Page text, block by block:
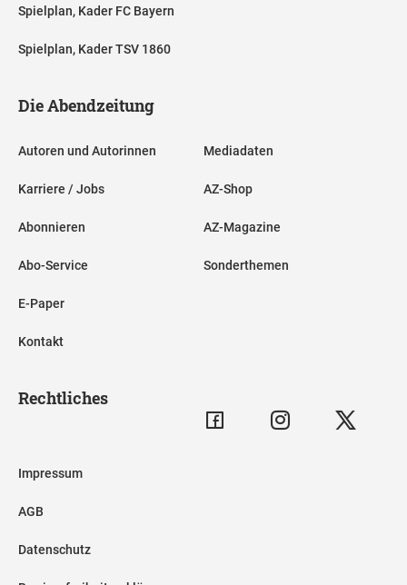
Spielplan, Kader FC Bayern
Spielplan, Kader TSV 1860
Die Abendzeitung
Autoren und Autorinnen
Karriere / Jobs
Abonnieren
Abo-Service
E-Paper
Kontakt
Mediadaten
AZ-Shop
AZ-Magazine
Sonderthemen
Rechtliches
Impressum
AGB
Datenschutz